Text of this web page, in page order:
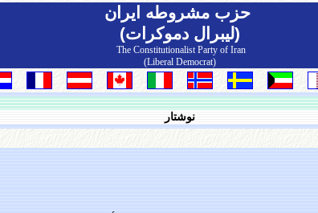
حزب مشروطه ايران
(لیبرال دموکرات)
The Constitutionalist Party of Iran
(Liberal Democrat)
نوشتار